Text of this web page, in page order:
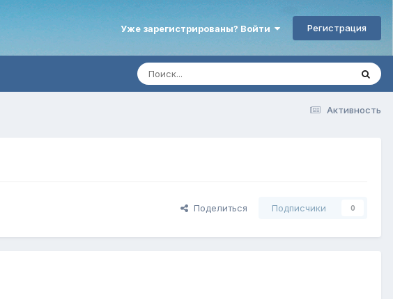
Уже зарегистрированы? Войти Регистрация
Активность
Поделиться Подписчики 0